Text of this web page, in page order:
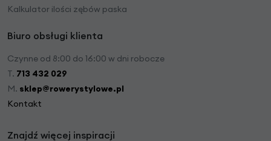
Kalkulator ilości zębów paska
Biuro obsługi klienta
Czynne od 8:00 do 16:00 w dni robocze
T. 713 432 029
M. sklep@rowerystylowe.pl
Kontakt
Znajdź więcej inspiracji